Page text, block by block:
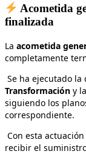
Acometida
finalizada
La acometida
completamente
Se ha ejecutado la
Transformación y
siguiendo los
correspondiente.
Con esta
recibir el